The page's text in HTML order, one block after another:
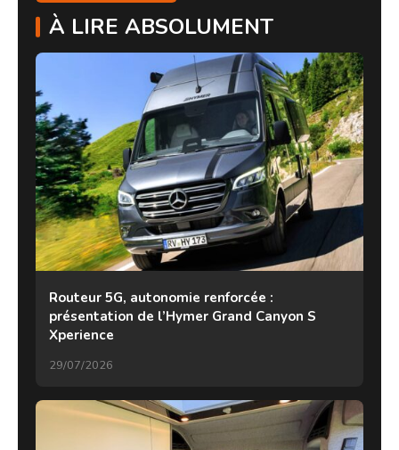
À LIRE ABSOLUMENT
Routeur 5G, autonomie renforcée :
présentation de l’Hymer Grand Canyon S
Xperience
29/07/2026